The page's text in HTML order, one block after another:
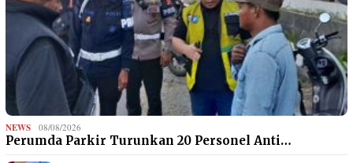
NEWS 08/08/2026
Perumda Parkir Turunkan 20 Personel Anti…